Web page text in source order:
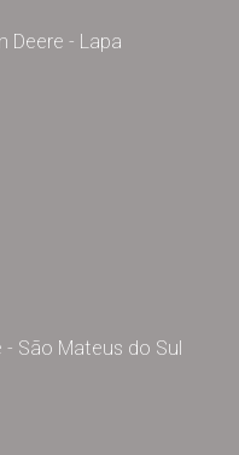
Deere - Lapa
- São Mateus do Sul